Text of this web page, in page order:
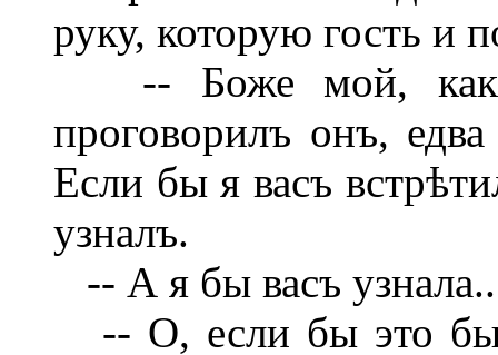
руку, которую гость и
-- Боже мой, какъ
проговорилъ онъ,
Если бы я васъ
узналъ.
-- А я бы васъ
-- О, если бы это